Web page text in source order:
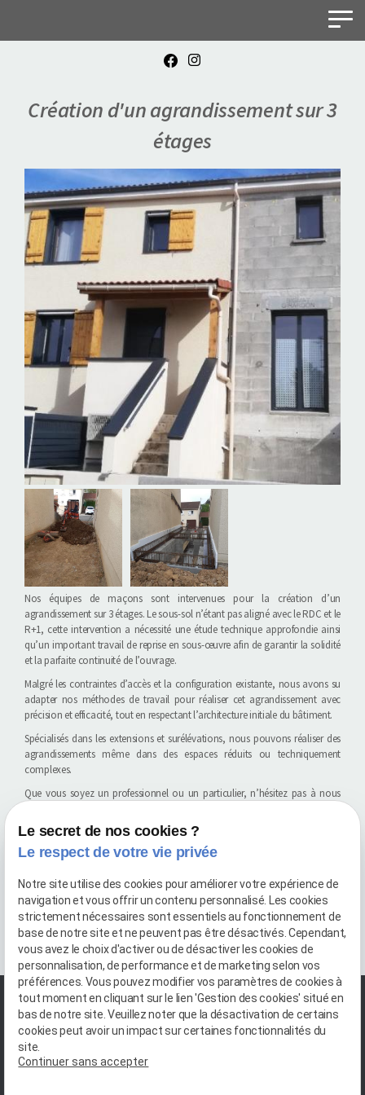
Création d'un agrandissement sur 3
étages
Nos équipes de maçons sont intervenues pour la création d’un
agrandissement sur 3 étages. Le sous-sol n’étant pas aligné avec le RDC et le
R+1, cette intervention a nécessité une étude technique approfondie ainsi
qu’un important travail de reprise en sous-œuvre afin de garantir la solidité
et la parfaite continuité de l’ouvrage.
Malgré les contraintes d’accès et la configuration existante, nous avons su
adapter nos méthodes de travail pour réaliser cet agrandissement avec
précision et efficacité, tout en respectant l’architecture initiale du bâtiment.
Spécialisés dans les extensions et surélévations, nous pouvons réaliser des
agrandissements même dans des espaces réduits ou techniquement
complexes.
Que vous soyez un professionnel ou un particulier, n’hésitez pas à nous
Nous vous accompagnons de l’étude à la réalisation, avec des solutions sur
mesure adaptées à vos besoins.
RETOUR À LA LISTE CONTACTEZ-NOUS
Le secret de nos cookies ?
Le respect de votre vie privée
Notre site utilise des cookies pour améliorer votre expérience de
navigation et vous offrir un contenu personnalisé. Les cookies
strictement nécessaires sont essentiels au fonctionnement de
base de notre site et ne peuvent pas être désactivés. Cependant,
vous avez le choix d'activer ou de désactiver les cookies de
personnalisation, de performance et de marketing selon vos
préférences. Vous pouvez modifier vos paramètres de cookies à
tout moment en cliquant sur le lien 'Gestion des cookies' situé en
bas de notre site. Veuillez noter que la désactivation de certains
cookies peut avoir un impact sur certaines fonctionnalités du
site.
Continuer sans accepter